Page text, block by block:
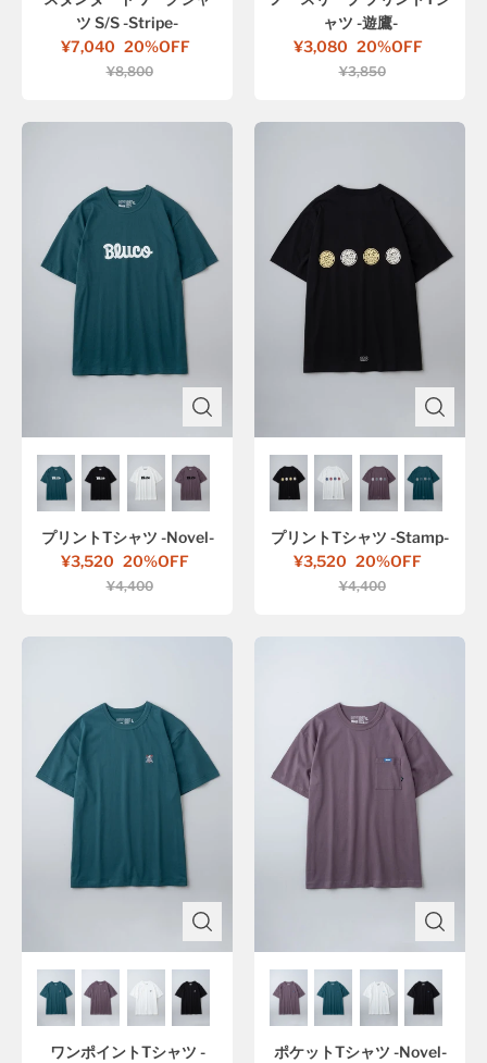
ツ S/S -Stripe-
¥7,040 20%OFF
¥8,800
ャツ -遊鷹-
¥3,080 20%OFF
¥3,850
プリントTシャツ -Novel-
¥3,520 20%OFF
¥4,400
プリントTシャツ -Stamp-
¥3,520 20%OFF
¥4,400
ワンポイントTシャツ -
ポケットTシャツ -Novel-